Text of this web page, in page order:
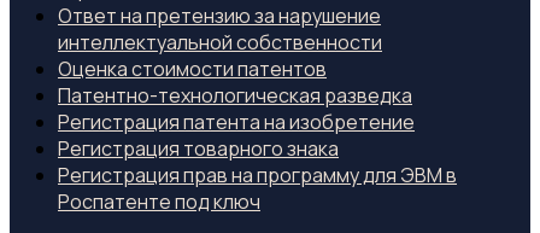
Ответ на претензию за нарушение
интеллектуальной собственности
Оценка стоимости патентов
Патентно-технологическая разведка
Регистрация патента на изобретение
Регистрация товарного знака
Регистрация прав на программу для ЭВМ в
Роспатенте под ключ